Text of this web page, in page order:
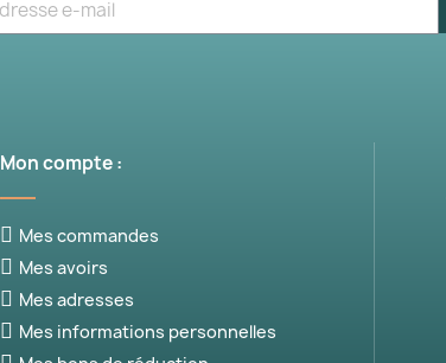
Mon compte :
Mes commandes
Mes avoirs
Mes adresses
Mes informations personnelles